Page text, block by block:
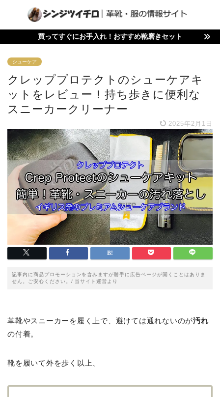
買ってすぐにお手入れ！おすすめ靴磨きセット
シューケア
クレッププロテクトのシューケアキ
ットをレビュー！持ち歩きに便利な
スニーカークリーナー
2025年2月1日
記事内に商品プロモーションを含みますが勝手に広告ページが開くことはありま
せん。ご安心ください。/ 当サイト運営より
革靴やスニーカーを履く上で、避けては通れないのが汚れ
の付着。
靴を履いて外を歩く以上、